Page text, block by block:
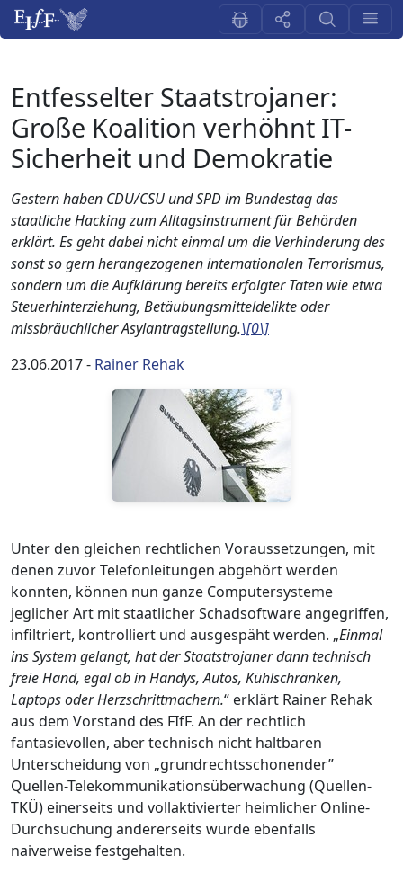
Entfesselter Staatstrojaner:
Große Koalition verhöhnt IT-
Sicherheit und Demokratie
Gestern haben CDU/CSU und SPD im Bundestag das
staatliche Hacking zum Alltagsinstrument für Behörden
erklärt. Es geht dabei nicht einmal um die Verhinderung des
sonst so gern herangezogenen internationalen Terrorismus,
sondern um die Aufklärung bereits erfolgter Taten wie etwa
Steuerhinterziehung, Betäubungsmitteldelikte oder
missbräuchlicher Asylantragstellung.\[0\]
23.06.2017- Rainer Rehak
Unter den gleichen rechtlichen Voraussetzungen, mit
denen zuvor Telefonleitungen abgehört werden
konnten, können nun ganze Computersysteme
jeglicher Art mit staatlicher Schadsoftware angegriffen,
infiltriert, kontrolliert und ausgespäht werden. „Einmal
ins System gelangt, hat der Staatstrojaner dann technisch
freie Hand, egal ob in Handys, Autos, Kühlschränken,
Laptops oder Herzschrittmachern.“ erklärt Rainer Rehak
aus dem Vorstand des FIfF. An der rechtlich
fantasievollen, aber technisch nicht haltbaren
Unterscheidung von „grundrechtsschonender”
Quellen-Telekommunikationsüberwachung (Quellen-
TKÜ) einerseits und vollaktivierter heimlicher Online-
Durchsuchung andererseits wurde ebenfalls
naiverweise festgehalten.